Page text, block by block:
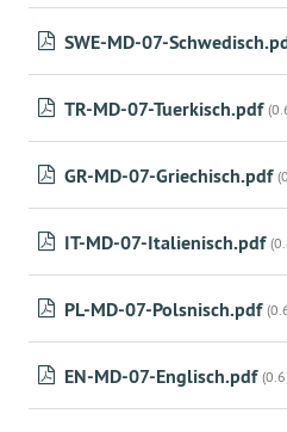
SWE-MD-07-
TR-MD-07-Tuerkisch.pdf
GR-MD-07-Griechisch.pdf
IT-MD-07-Italienisch.pdf
PL-MD-07-Polsnisch.pdf
EN-MD-07-Englisch.pdf